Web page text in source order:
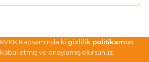
KVKK Kapsamında ki gizlilik politikamızı
kabul etmiş ve onaylamış olursunuz.